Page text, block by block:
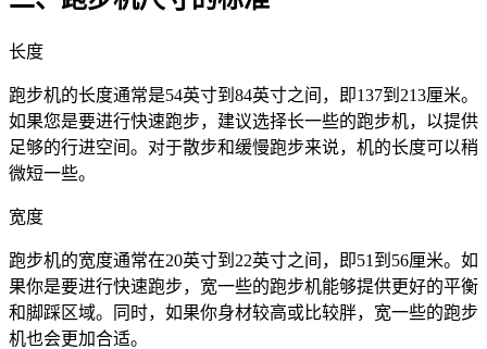
长度
跑步机的长度通常是54英寸到84英寸之间，即137到213厘米。
如果您是要进行快速跑步，建议选择长一些的跑步机，以提供
足够的行进空间。对于散步和缓慢跑步来说，机的长度可以稍
微短一些。
宽度
跑步机的宽度通常在20英寸到22英寸之间，即51到56厘米。如
果你是要进行快速跑步，宽一些的跑步机能够提供更好的平衡
和脚踩区域。同时，如果你身材较高或比较胖，宽一些的跑步
机也会更加合适。